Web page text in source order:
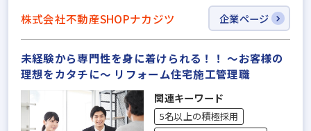
株式会社不動産SHOPナカジツ 企業ページ
未経験から専門性を身に着けられる！！ 〜お客様の
理想をカタチに〜 リフォーム住宅施工管理職
関連キーワード
5名以上の積極採用